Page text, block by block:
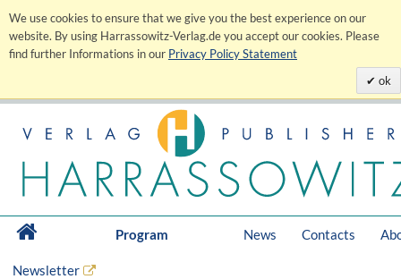
We use cookies to ensure that we give you the best experience on our
website. By using Harrassowitz-Verlag.de you accept our cookies. Please
find further Informations in our Privacy Policy Statement
ok
Program News Contacts
Newsletter